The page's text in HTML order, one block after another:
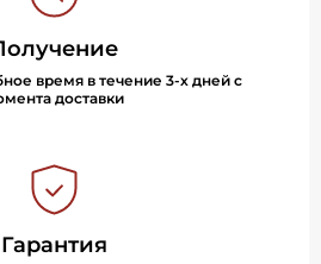
время в течение 3-х дней с
доставки
Гарантия